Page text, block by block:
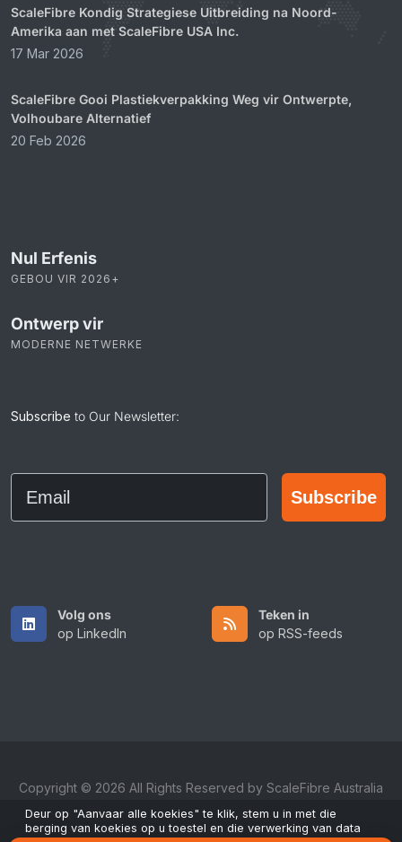
ScaleFibre Kondig Strategiese Uitbreiding na Noord-
Amerika aan met ScaleFibre USA Inc.
17 Mar 2026
ScaleFibre Gooi Plastiekverpakking Weg vir Ontwerpte,
Volhoubare Alternatief
20 Feb 2026
Nul Erfenis
GEBOU VIR 2026+
Ontwerp vir
MODERNE NETWERKE
Subscribe to Our Newsletter:
Email
Subscribe
Volg ons
op LinkedIn
Teken in
op RSS-feeds
Copyright © 2026 All Rights Reserved by ScaleFibre Australia
Pty Ltd.
Bepalings en Voorwaardes / Privaatheidsbeleid /
Deur op "Aanvaar alle koekies" te klik, stem u in met die
berging van koekies op u toestel en die verwerking van data